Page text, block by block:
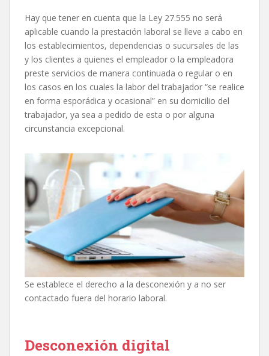
Hay que tener en cuenta que la Ley 27.555 no será
aplicable cuando la prestación laboral se lleve a cabo en
los establecimientos, dependencias o sucursales de las
y los clientes a quienes el empleador o la empleadora
preste servicios de manera continuada o regular o en
los casos en los cuales la labor del trabajador “se realice
en forma esporádica y ocasional” en su domicilio del
trabajador, ya sea a pedido de esta o por alguna
circunstancia excepcional.
Se establece el derecho a la desconexión y a no ser
contactado fuera del horario laboral.
Desconexión digital